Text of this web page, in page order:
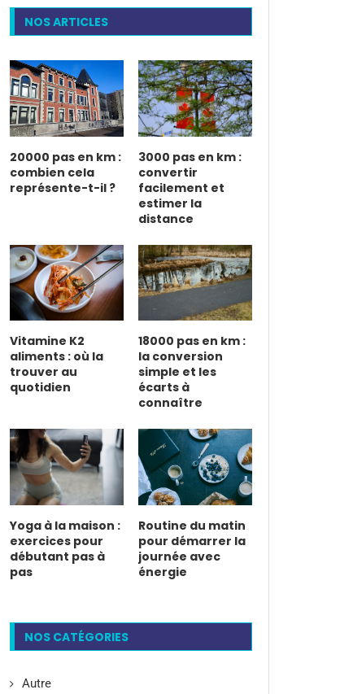
NOS ARTICLES
20000 pas en km :
combien cela
représente-t-il ?
3000 pas en km :
convertir
facilement et
estimer la
distance
Vitamine K2
aliments : où la
trouver au
quotidien
18000 pas en km :
la conversion
simple et les
écarts à
connaître
Yoga à la maison :
exercices pour
débutant pas à
pas
Routine du matin
pour démarrer la
journée avec
énergie
NOS CATÉGORIES
Autre